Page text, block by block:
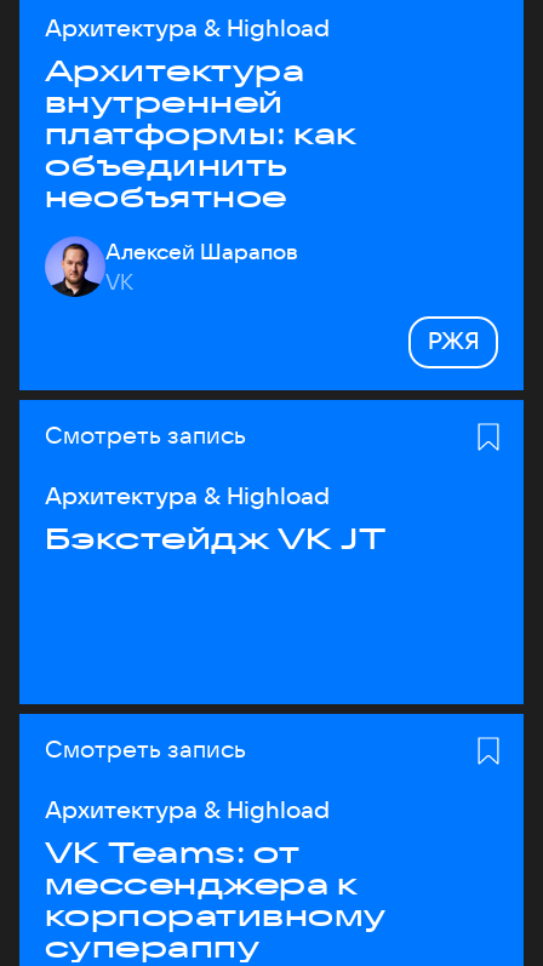
Архитектура & Highload
Архитектура
внутренней
платформы: как
объединить
необъятное
Алексей Шарапов
VK
РЖЯ
Смотреть запись
Архитектура & Highload
Бэкстейдж VK JT
Смотреть запись
Архитектура & Highload
VK Teams: от
мессенджера к
корпоративному
супераппу